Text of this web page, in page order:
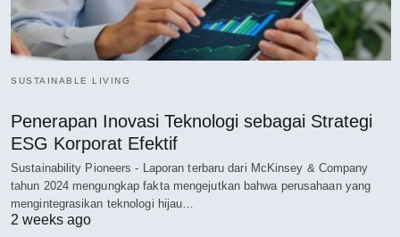
SUSTAINABLE LIVING
Penerapan Inovasi Teknologi sebagai Strategi
ESG Korporat Efektif
Sustainability Pioneers - Laporan terbaru dari McKinsey & Company
tahun 2024 mengungkap fakta mengejutkan bahwa perusahaan yang
mengintegrasikan teknologi hijau…
2 weeks ago